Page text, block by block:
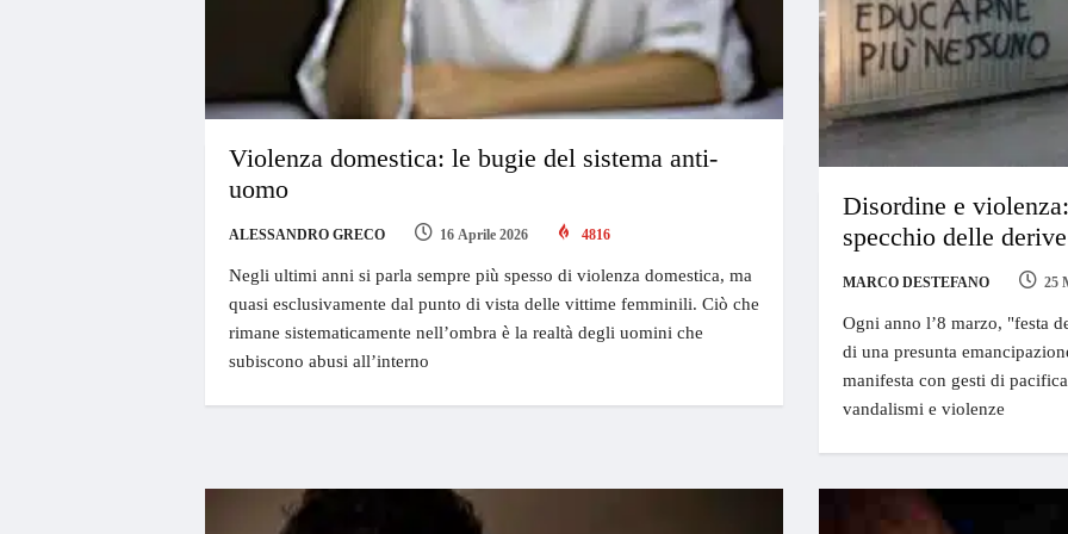
Violenza domestica: le bugie del sistema anti-
uomo
ALESSANDRO GRECO 16 Aprile 2026 4816
Negli ultimi anni si parla sempre più spesso di violenza domestica, ma
quasi esclusivamente dal punto di vista delle vittime femminili. Ciò che
rimane sistematicamente nell’ombra è la realtà degli uomini che
subiscono abusi all’interno
Disordine e
specchio delle
MARCO DESTEFANO 25
Ogni anno l’8 marzo, "festa
di una presunta
manifesta con gesti di
vandalismi e violenze